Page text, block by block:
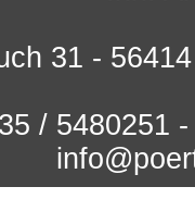
31 -
/ 5480251